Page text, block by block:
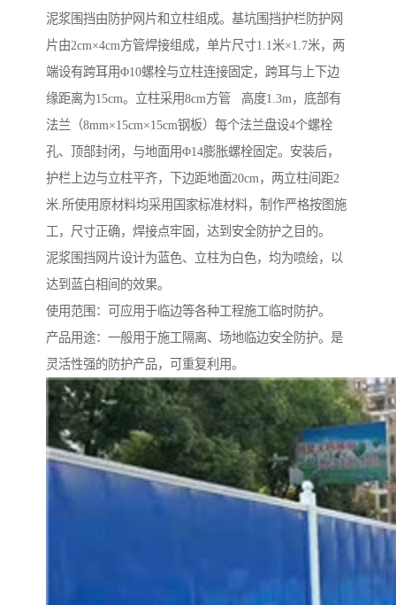
泥浆围挡由防护网片和立柱组成。基坑围挡护栏防护网
片由2cm×4cm方管焊接组成，单片尺寸1.1米×1.7米，两
端设有跨耳用Φ10螺栓与立柱连接固定，跨耳与上下边
缘距离为15cm。立柱采用8cm方管 高度1.3m，底部有
法兰（8mm×15cm×15cm钢板）每个法兰盘设4个螺栓
孔、顶部封闭，与地面用Φ14膨胀螺栓固定。安装后，
护栏上边与立柱平齐，下边距地面20cm，两立柱间距2
米.所使用原材料均采用国家标准材料，制作严格按图施
工，尺寸正确，焊接点牢固，达到安全防护之目的。
泥浆围挡网片设计为蓝色、立柱为白色，均为喷绘，以
达到蓝白相间的效果。
使用范围：可应用于临边等各种工程施工临时防护。
产品用途：一般用于施工隔离、场地临边安全防护。是
灵活性强的防护产品，可重复利用。